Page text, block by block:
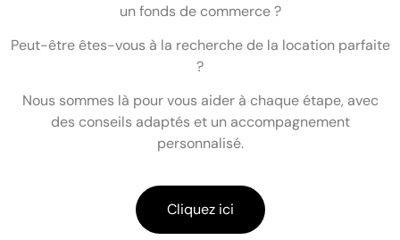
un fonds de commerce ?
Peut-être êtes-vous à la recherche de la location parfaite
?
Nous sommes là pour vous aider à chaque étape, avec
des conseils adaptés et un accompagnement
personnalisé.
Cliquez ici